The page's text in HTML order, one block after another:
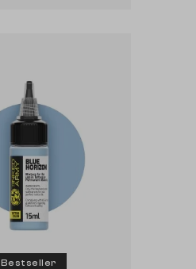
Bestseller